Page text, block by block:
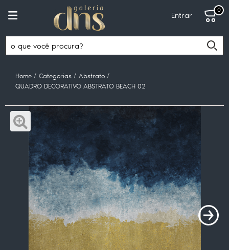
Entrar
0
Home Categorias
Abstrato
QUADRO DECORATIVO ABSTRATO BEACH 02